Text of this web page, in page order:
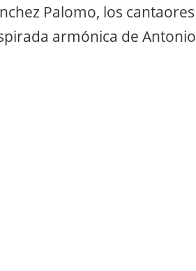
Palomo, los cantaores
armónica de Antonio